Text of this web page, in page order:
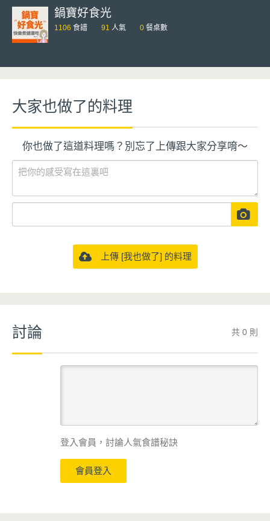
鍋寶好食光
1106 食譜 91 人氣 0 餐桌數
大家也做了的料理
你也做了這道料理嗎？別忘了上傳跟大家分享唷～
上傳 [我也做了] 的料理
討論 共 0 則
登入會員，討論人氣食譜秘訣
會員登入